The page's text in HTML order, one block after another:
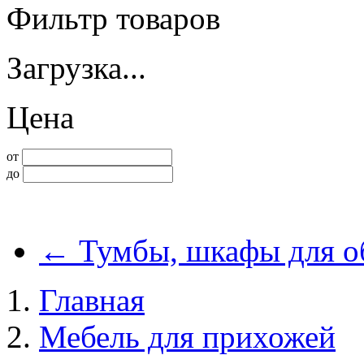
Фильтр товаров
Загрузка...
Цена
от
до
← Тумбы, шкафы для
Главная
Мебель для прихожей